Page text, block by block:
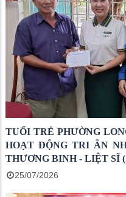
TUỔI TRẺ PHƯỜNG
HOẠT ĐỘNG TRI ÂN
THƯƠNG BINH - LIỆT SĨ
25/07/2026